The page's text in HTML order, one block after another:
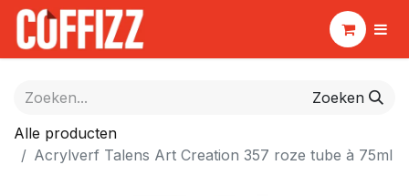
Zoeken
Alle producten
Acrylverf Talens Art Creation 357 roze tube à 75ml